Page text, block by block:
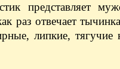
представляет
раз отвечает
липкие, тягучие